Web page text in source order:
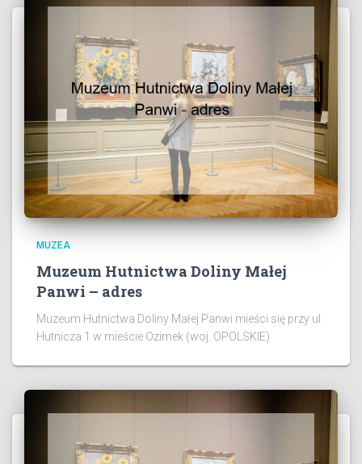
MUZEA
Muzeum Hutnictwa Doliny Małej
Panwi – adres
Muzeum Hutnictwa Doliny Małej Panwi mieści się przy ul.
Hutnicza 1 w mieście Ozimek (woj. OPOLSKIE)